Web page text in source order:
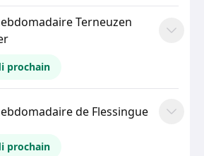
Terneuzen
prochain
de Flessingue
prochain